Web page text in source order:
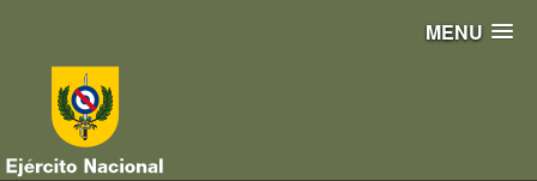
MENU
regreso